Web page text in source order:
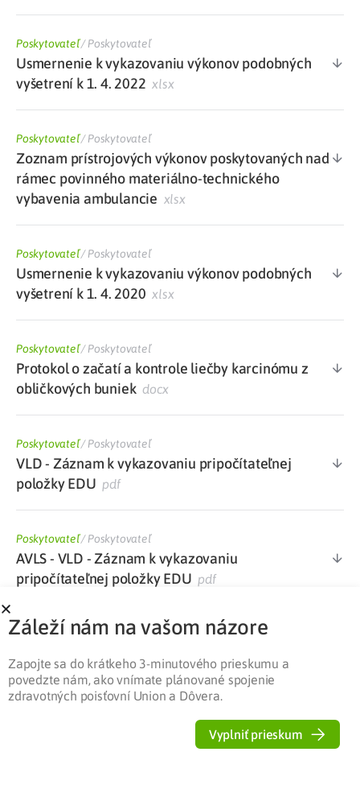
Poskytovateľ/Poskytovateľ
Usmernenie k vykazovaniu výkonov podobných
vyšetrení k 1. 4. 2022 xlsx
Poskytovateľ/Poskytovateľ
Zoznam prístrojových výkonov poskytovaných nad
rámec povinného materiálno-technického
vybavenia ambulancie xlsx
Poskytovateľ/Poskytovateľ
Usmernenie k vykazovaniu výkonov podobných
vyšetrení k 1. 4. 2020 xlsx
Poskytovateľ/Poskytovateľ
Protokol o začatí a kontrole liečby karcinómu z
obličkových buniekdocx
Poskytovateľ/Poskytovateľ
VLD - Záznam k vykazovaniu pripočítateľnej
položky EDU pdf
Poskytovateľ/Poskytovateľ
AVLS - VLD - Záznam k vykazovaniu
pripočítateľnej položky EDU pdf
Poskytovateľ/Poskytovateľ
pacienta v diabetologickej ambulanciidocx
Zoznam kategorizovaného ŠZM s maximálne
Záleží nám na vašom názore
Zapojte sa do krátkeho 3-minutového prieskumu a
povedzte nám, ako vnímate plánované spojenie
zdravotných poisťovní Union a Dôvera.
Vyplniť prieskum